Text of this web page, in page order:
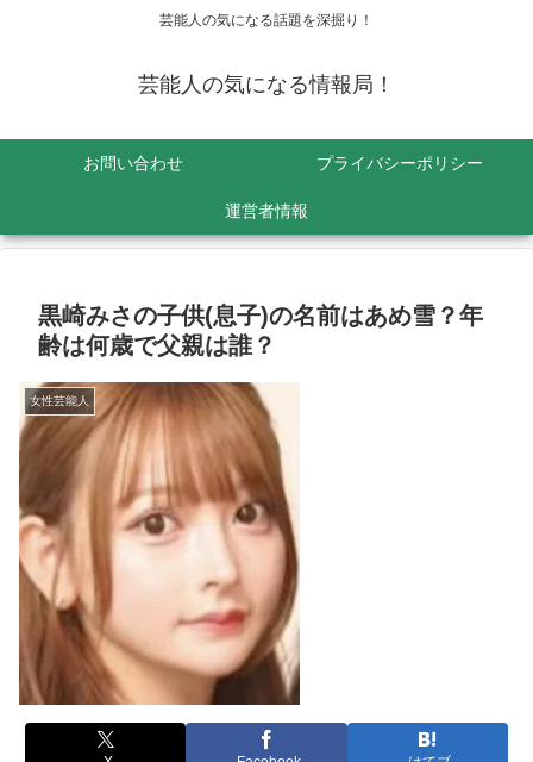
芸能人の気になる話題を深掘り！
芸能人の気になる情報局！
お問い合わせ プライバシーポリシー
運営者情報
黒崎みさの子供(息子)の名前はあめ雪？年
齢は何歳で父親は誰？
女性芸能人